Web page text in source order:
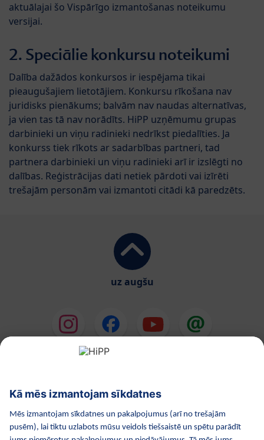
aktuālajai šo Vispārīgo izmantošanas noteikumu
versijai.
2. Speciālie konkursu noteikumi
Dalība dažādos konkursos ir iespējama tikai
pieaugušajiem lietotājiem. Konkursu rīkošana nav
juridisks pienākums; balvām nav naudas alternatīvas,
ja vien tas tā nav norādīts. HiPP uzņēmumu grupas
darbinieki un viņu radinieki nedrīkst piedalīties. Ja
konkurss tiek rīkots ar sadarbības partneri, tad
partnera darbinieki un viņu radinieki arī ir izslēgti no
dalības. Reģistrācijas dati netiek pārdoti vai izīrēti
trešajām personām vai izmantoti citādi kā paredzēts.
uz augšu
HiPP Mazuļa ēdināšana
HiPP Kosmētika
HiPP Grūtniecība